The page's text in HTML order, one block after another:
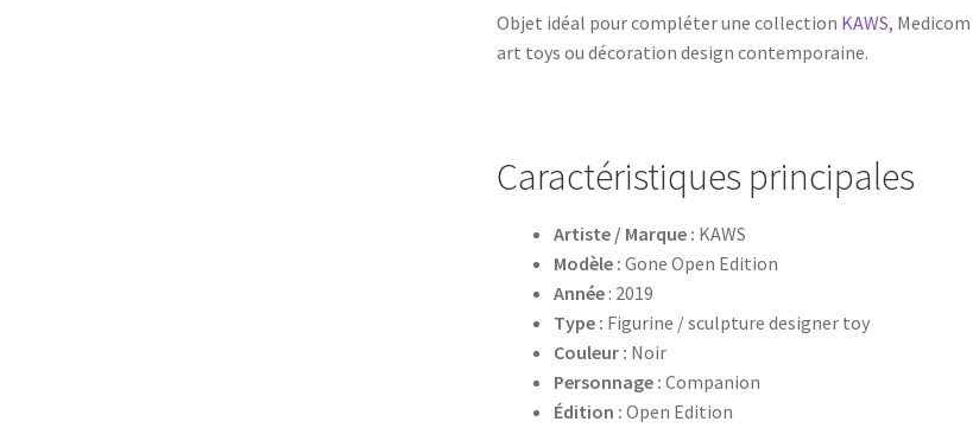
Objet idéal pour compléter une collection KAWS,
art toys ou décoration design contemporaine.
Caractéristiques principales
Artiste / Marque : KAWS
Modèle : Gone Open Edition
Année: 2019
Type : Figurine / sculpture designer toy
Couleur : Noir
Personnage : Companion
Édition : Open Edition